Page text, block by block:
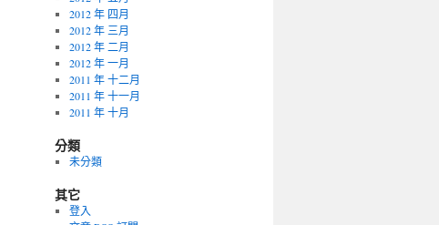
2012 年 四月
2012 年 三月
2012 年 二月
2012 年 一月
2011 年 十二月
2011 年 十一月
2011 年 十月
分類
未分類
其它
登入